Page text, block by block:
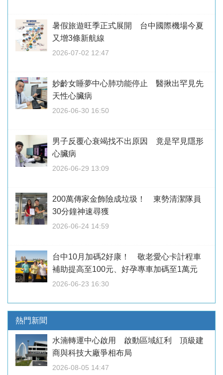
暑假旅遊旺季正式展開 台中國際機場今夏
又增3條新航線
2026-07-02 12:47
妙齡女睡夢中心肺功能停止 醫揪出罕見先
天性心臟病
2026-06-30 16:50
男子反覆心衰竭找不出原因 竟是罕見隱形
心臟病
2026-06-29 13:09
200萬傳家金飾險成垃圾！ 東勢清潔隊員
30分鐘神速尋獲
2026-06-24 14:59
台中10月加碼2好康！ 敬老愛心卡計程車
補助提高至100元、好孕專車加碼至1萬元
2026-06-23 16:30
熱門新聞
水湳轉運中心啟用 啟動區域紅利 頂級建
商與科技大廠爭相布局
2026-08-05 14:47